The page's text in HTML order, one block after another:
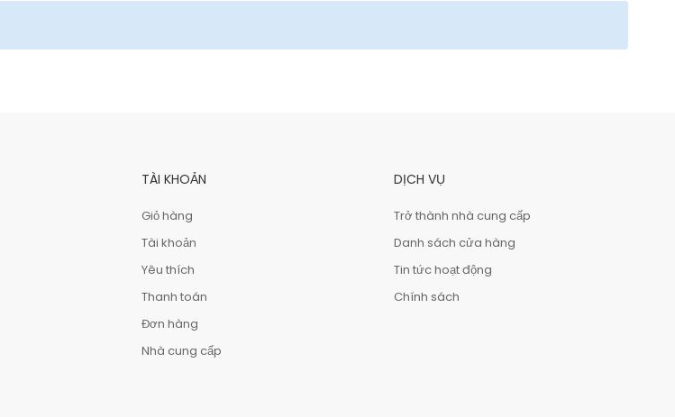
TÀI KHOẢN
Giỏ hàng
Tài khoản
Yêu thích
Thanh toán
Đơn hàng
Nhà cung cấp
DỊCH VỤ
Trở thành nhà cung cấp
Danh sách cửa hàng
Tin tức hoạt động
Chính sách